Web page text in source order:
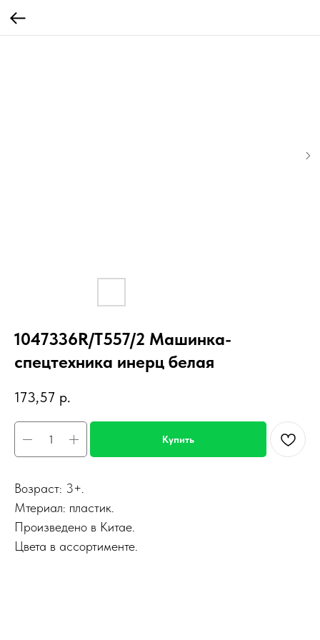
1047336R/T557/2 Машинка-
спецтехника инерц белая
173,57 р.
Купить
Возраст: 3+.
Мтериал: пластик.
Произведено в Китае.
Цвета в ассортименте.